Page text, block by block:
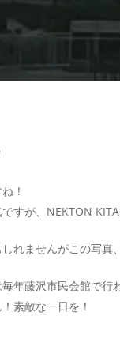
！
すが、NEKTON
れませんがこの写真
年藤沢市民会館で行
素敵な一日を！